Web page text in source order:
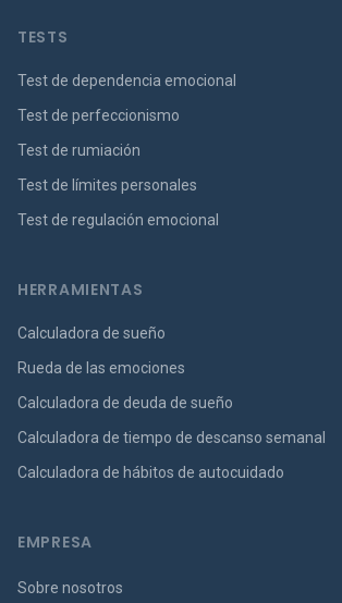
TESTS
Test de dependencia emocional
Test de perfeccionismo
Test de rumiación
Test de límites personales
Test de regulación emocional
HERRAMIENTAS
Calculadora de sueño
Rueda de las emociones
Calculadora de deuda de sueño
Calculadora de tiempo de descanso semanal
Calculadora de hábitos de autocuidado
EMPRESA
Sobre nosotros